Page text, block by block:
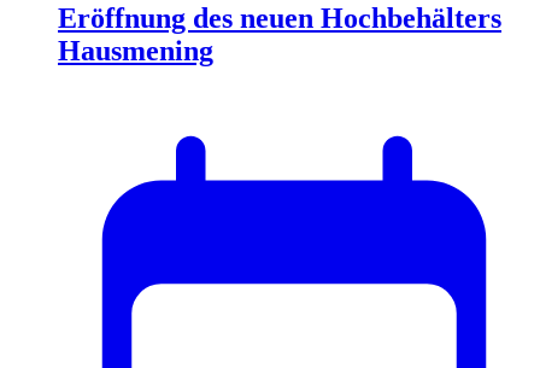
Eröffnung des neuen Hochbehälters
Hausmening